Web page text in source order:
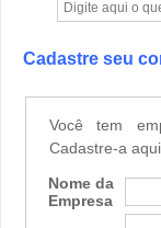
Cadastre seu
Você tem
Cadastre-a
Nome da
Empresa